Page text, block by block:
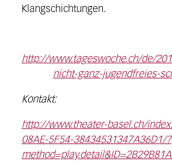
Klangschichtungen.
http://www.tageswoche.ch/de/
nicht-ganz-jugendfreies-
Kontakt:
http://www.theater-basel.ch/
08AE-5F54-38434531347A36D1/?